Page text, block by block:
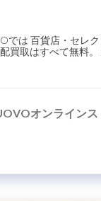
は 百貨店・セレ
買取はすべて無料
オンラインス